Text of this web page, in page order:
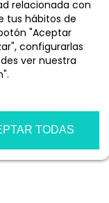
relacionada con
tus hábitos de
"Aceptar
configurarlas
ver nuestra
TODAS
ya
DEAen caso
mochilas
y rápido al
cuenta.